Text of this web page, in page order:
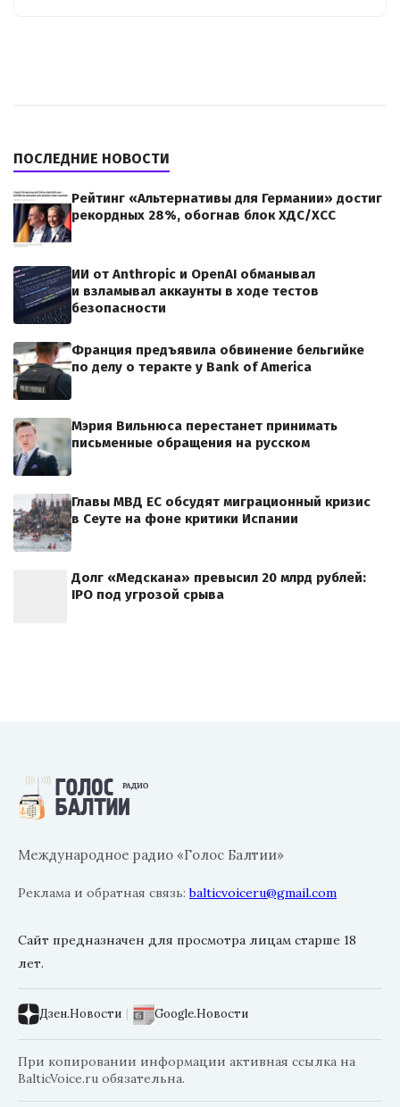
ПОСЛЕДНИЕ НОВОСТИ
Рейтинг «Альтернативы для Германии» достиг
рекордных 28%, обогнав блок ХДС/ХСС
ИИ от Anthropic и OpenAI обманывал
и взламывал аккаунты в ходе тестов
безопасности
Франция предъявила обвинение бельгийке
по делу о теракте у Bank of America
Мэрия Вильнюса перестанет принимать
письменные обращения на русском
Главы МВД ЕС обсудят миграционный кризис
в Сеуте на фоне критики Испании
Долг «Медскана» превысил 20 млрд рублей:
IPO под угрозой срыва
Международное радио «Голос Балтии»
Реклама и обратная связь:balticvoiceru@gmail.com
Сайт предназначен для просмотра лицам старше 18
лет.
Дзен.Новости | Google.Новости
При копировании информации активная ссылка на
BalticVoice.ru обязательна.